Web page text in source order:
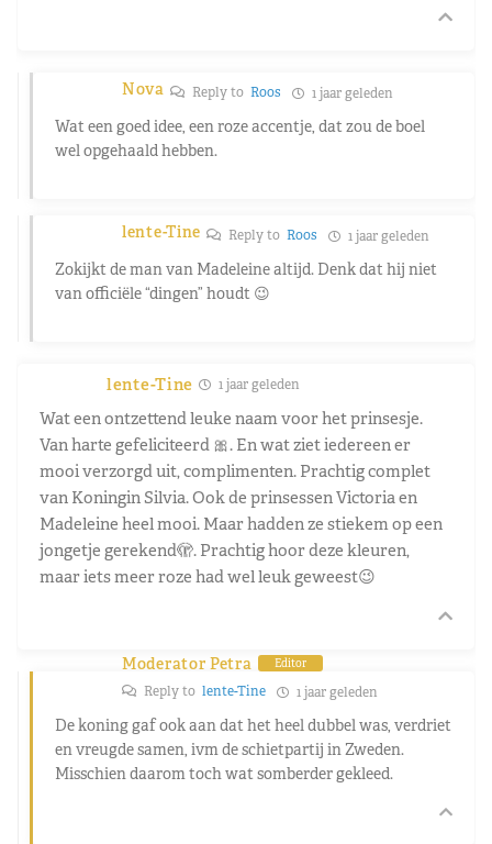
Nova Reply to Roos 1 jaar geleden
Wat een goed idee, een roze accentje, dat zou de boel
wel opgehaald hebben.
lente-Tine Reply to Roos 1 jaar geleden
Zokijkt de man van Madeleine altijd. Denk dat hij niet
van officiële “dingen” houdt 😉
lente-Tine 1 jaar geleden
Wat een ontzettend leuke naam voor het prinsesje.
Van harte gefeliciteerd 🎀. En wat ziet iedereen er
mooi verzorgd uit, complimenten. Prachtig complet
van Koningin Silvia. Ook de prinsessen Victoria en
Madeleine heel mooi. Maar hadden ze stiekem op een
jongetje gerekend🫣. Prachtig hoor deze kleuren,
maar iets meer roze had wel leuk geweest😉
Moderator Petra Editor
Reply to lente-Tine 1 jaar geleden
De koning gaf ook aan dat het heel dubbel was, verdriet
en vreugde samen, ivm de schietpartij in Zweden.
Misschien daarom toch wat somberder gekleed.